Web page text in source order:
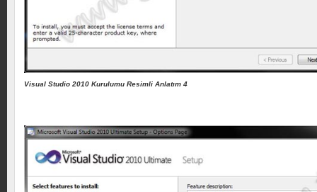
Visual Studio 2010 Kurulumu Resimli Anlatım 4